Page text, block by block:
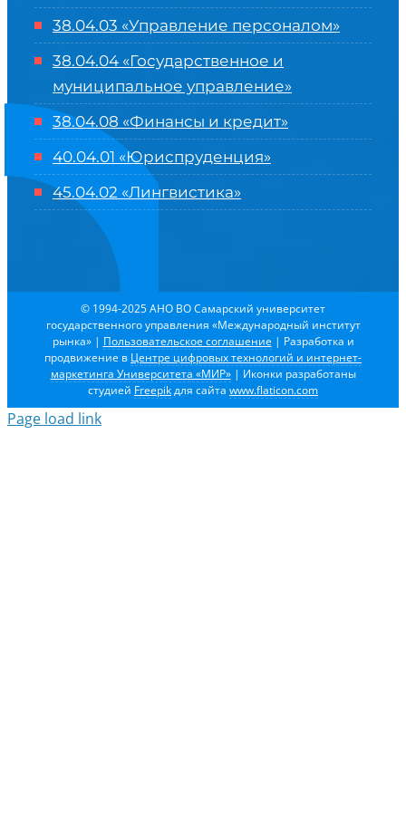
38.04.03 «Управление персоналом»
38.04.04 «Государственное и
муниципальное управление»
38.04.08 «Финансы и кредит»
40.04.01 «Юриспруденция»
45.04.02 «Лингвистика»
© 1994-2025 АНО ВО Самарский университет
государственного управления «Международный институт
рынка» | Пользовательское соглашение | Разработка и
продвижение в Центре цифровых технологий и интернет-
маркетинга Университета «МИР»| Иконки разработаны
студией Freepikдля сайта www.flaticon.com
Page load link